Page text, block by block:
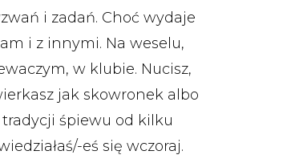
i zadań. Choć wydaje
i z innymi. Na weselu,
w klubie. Nucisz,
jak skowronek albo
śpiewu od kilku
eś się wczoraj.